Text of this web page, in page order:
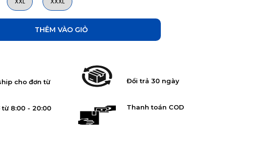
VÀO GIỎ
cho đơn từ
từ 8:00 - 20:00
Đổi trả 30 ngày
Thanh toán COD